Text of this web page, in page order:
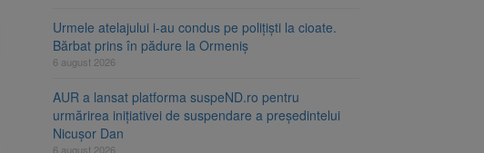
Urmele atelajului i-au condus pe polițiști la cioate.
Bărbat prins în pădure la Ormeniș
6 august 2026
AUR a lansat platforma suspeND.ro pentru
urmărirea inițiativei de suspendare a președintelui
Nicușor Dan
6 august 2026